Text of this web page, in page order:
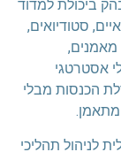
ביכולת למדוד
סטודיואים,
מאמנים,
אסטרטגי
הכנסות מבלי
מתאמן.